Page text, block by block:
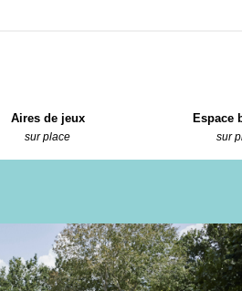
Aires de jeux
sur place
Espace
sur